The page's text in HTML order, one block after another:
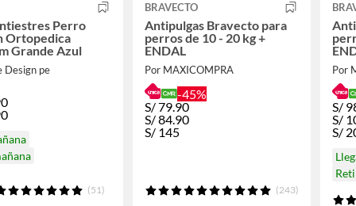
Perro
Ortopedica
Grande Azul
Design pe
(51)
BRAVECTO
Antipulgas Bravecto para
perros de 10 - 20 kg +
ENDAL
Por MAXICOMPRA
-45%
S/79.90
S/84.90
S/ 145
(243)
Por
S/
S/
S/